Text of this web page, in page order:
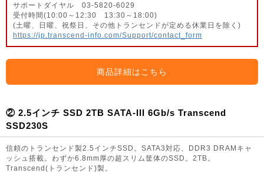
サポートダイヤル 03-5820-6029
受付時間(10:00～12:30 13:30～18:00)
(土曜、日曜、祝祭日、その他トランセンドが定める休業日を除く)
https://jp.transcend-info.com/Support/contact_form
商品詳細はこちら
② 2.5インチ SSD 2TB SATA-III 6Gb/s Transcend
SSD230S
信頼のトランセンド製2.5インチSSD。SATA3対応、DDR3 DRAMキャ
ッシュ搭載。わずか6.8mm厚の超スリム筐体のSSD。2TB。
Transcend(トランセンド)製。